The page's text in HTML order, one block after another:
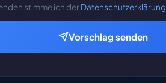
stimme ich derDatenschutzerklärung
Vorschlag senden